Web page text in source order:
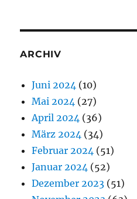
ARCHIV
Juni 2024 (10)
Mai 2024 (27)
April 2024 (36)
März 2024 (34)
Februar 2024 (51)
Januar 2024 (52)
Dezember 2023 (51)